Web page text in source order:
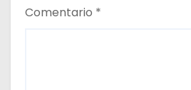
Comentario *